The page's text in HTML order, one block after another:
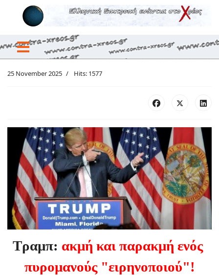
25 November 2025 Hits: 1577
Τραμπ: ακμή και παρακμή ενός
πυρομανούς "ειρηνοποιού"!